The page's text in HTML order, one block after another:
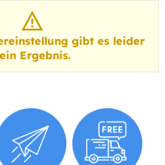
gibt es leider
Ergebnis.